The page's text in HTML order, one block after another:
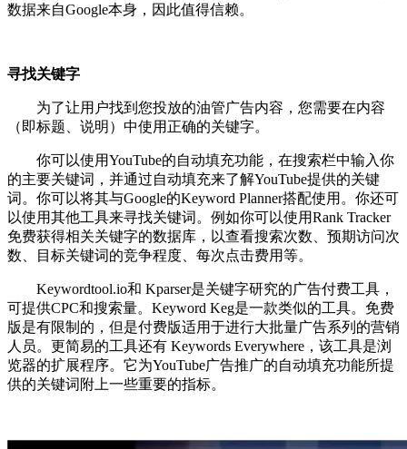
数据来自Google本身，因此值得信赖。
寻找关键字
为了让用户找到您投放的油管广告内容，您需要在内容
（即标题、说明）中使用正确的关键字。
你可以使用YouTube的自动填充功能，在搜索栏中输入你
的主要关键词，并通过自动填充来了解YouTube提供的关键
词。你可以将其与Google的Keyword Planner搭配使用。你还可
以使用其他工具来寻找关键词。例如你可以使用Rank Tracker
免费获得相关关键字的数据库，以查看搜索次数、预期访问次
数、目标关键词的竞争程度、每次点击费用等。
Keywordtool.io和 Kparser是关键字研究的广告付费工具，
可提供CPC和搜索量。Keyword Keg是一款类似的工具。免费
版是有限制的，但是付费版适用于进行大批量广告系列的营销
人员。更简易的工具还有 Keywords Everywhere，该工具是浏
览器的扩展程序。它为YouTube广告推广的自动填充功能所提
供的关键词附上一些重要的指标。